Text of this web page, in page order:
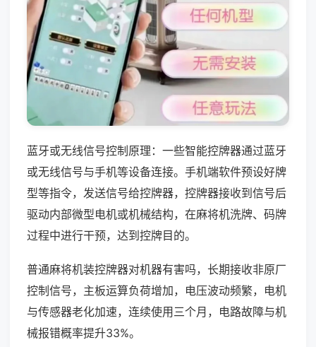
蓝牙或无线信号控制原理：一些智能控牌器通过蓝牙
或无线信号与手机等设备连接。手机端软件预设好牌
型等指令，发送信号给控牌器，控牌器接收到信号后
驱动内部微型电机或机械结构，在麻将机洗牌、码牌
过程中进行干预，达到控牌目的。
普通麻将机装控牌器对机器有害吗，长期接收非原厂
控制信号，主板运算负荷增加，电压波动频繁，电机
与传感器老化加速，连续使用三个月，电路故障与机
械报错概率提升33%。